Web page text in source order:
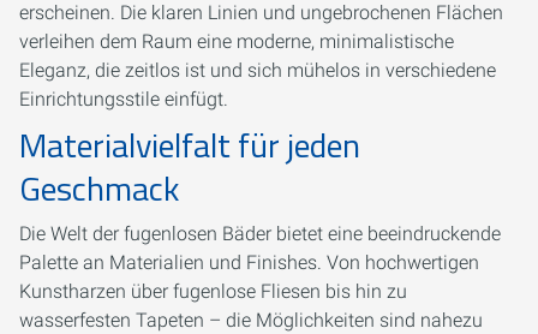
erscheinen. Die klaren Linien und ungebrochenen Flächen
verleihen dem Raum eine moderne, minimalistische
Eleganz, die zeitlos ist und sich mühelos in verschiedene
Einrichtungsstile einfügt.
Materialvielfalt für jeden
Geschmack
Die Welt der fugenlosen Bäder bietet eine beeindruckende
Palette an Materialien und Finishes. Von hochwertigen
Kunstharzen über fugenlose Fliesen bis hin zu
wasserfesten Tapeten – die Möglichkeiten sind nahezu